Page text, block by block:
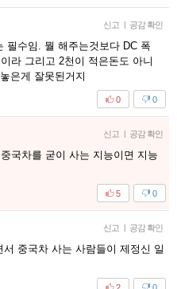
신고 | 공감 확인
필수임. 뭘 해주는것보다 DC 폭
라 그리고 2천이 적은돈도 아니
은게 잘못된거지
0
0
신고 | 공감 확인
국차를 굳이 사는 지능이면 지능
0
5
신고 | 공감 확인
중국차 사는 사람들이 제정신 일
0
2